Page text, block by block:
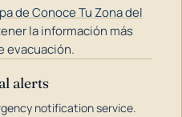
de Conoce Tu Zona del
la información más
evacuación.
alerts
notification service.